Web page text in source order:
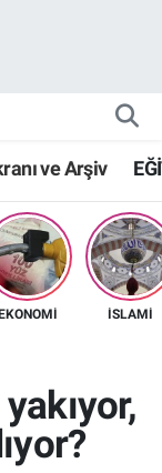
ve Arşiv
İSLAMİ